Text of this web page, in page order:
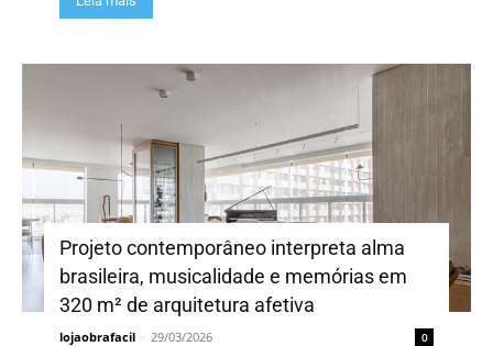
Projeto contemporâneo interpreta alma
brasileira, musicalidade e memórias em
320 m² de arquitetura afetiva
lojaobrafacil - 29/03/2026 0